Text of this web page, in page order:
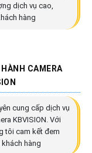
dịch vụ cao,
hàng
CAMERA
cung cấp dịch vụ
KBVISION. Với
tôi cam kết đem
hàng